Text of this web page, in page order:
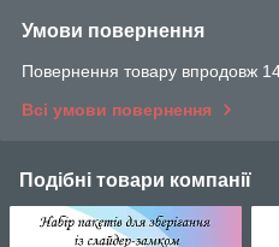
Умови повернення
Повернення товару впродовж
Всі умови повернення
Подібні товари компанії